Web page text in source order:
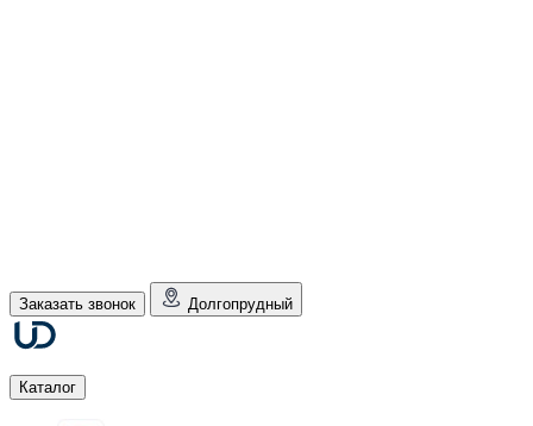
Заказать звонок Долгопрудный
Каталог